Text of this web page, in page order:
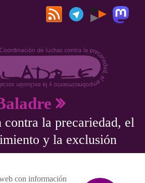
contra la precariedad, el
y la exclusión
con información